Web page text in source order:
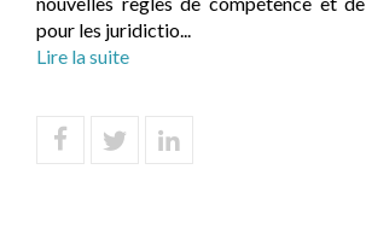
pour les juridictio...
Lire la suite